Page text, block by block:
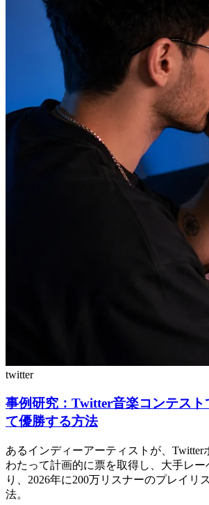
twitter
事例研究：Twitter音楽コンテスト
て優勝する方法
あるインディーアーティストが、Twitter
わたって計画的に票を取得し、大手レ
り、2026年に200万リスナーのプレイリ
法。